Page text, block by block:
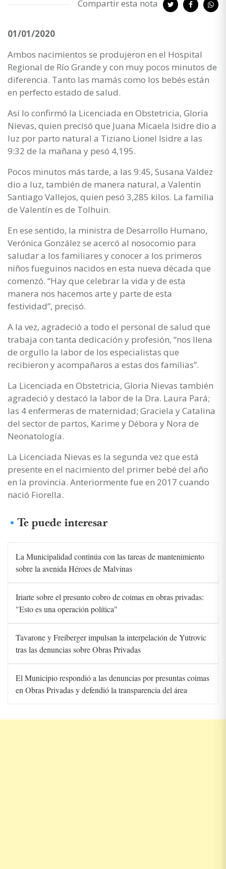
Compartir esta nota
01/01/2020
Ambos nacimientos se produjeron en el Hospital
Regional de Río Grande y con muy pocos minutos de
diferencia. Tanto las mamás como los bebés están
en perfecto estado de salud.
Así lo confirmó la Licenciada en Obstetricia, Gloria
Nievas, quien precisó que Juana Micaela Isidre dio a
luz por parto natural a Tiziano Lionel Isidre a las
9:32 de la mañana y pesó 4,195.
Pocos minutos más tarde, a las 9:45, Susana Valdez
dio a luz, también de manera natural, a Valentín
Santiago Vallejos, quien pesó 3,285 kilos. La familia
de Valentín es de Tolhuin.
En ese sentido, la ministra de Desarrollo Humano,
Verónica González se acercó al nosocomio para
saludar a los familiares y conocer a los primeros
niños fueguinos nacidos en esta nueva década que
comenzó. “Hay que celebrar la vida y de esta
manera nos hacemos arte y parte de esta
festividad”, precisó.
A la vez, agradeció a todo el personal de salud que
trabaja con tanta dedicación y profesión, “nos llena
de orgullo la labor de los especialistas que
recibieron y acompañaros a estas dos familias”.
La Licenciada en Obstetricia, Gloria Nievas también
agradeció y destacó la labor de la Dra. Laura Pará;
las 4 enfermeras de maternidad; Graciela y Catalina
del sector de partos, Karime y Débora y Nora de
Neonatología.
La Licenciada Nievas es la segunda vez que está
presente en el nacimiento del primer bebé del año
en la provincia. Anteriormente fue en 2017 cuando
nació Fiorella.
Te puede interesar
La Municipalidad continúa con las tareas de mantenimiento
sobre la avenida Héroes de Malvinas
Iriarte sobre el presunto cobro de coimas en obras privadas:
"Esto es una operación política"
Tavarone y Freiberger impulsan la interpelación de Yutrovic
tras las denuncias sobre Obras Privadas
El Municipio respondió a las denuncias por presuntas coimas
en Obras Privadas y defendió la transparencia del área